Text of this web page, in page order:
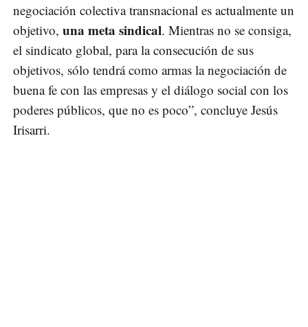
negociación colectiva transnacional es actualmente un
objetivo, una meta sindical. Mientras no se consiga,
el sindicato global, para la consecución de sus
objetivos, sólo tendrá como armas la negociación de
buena fe con las empresas y el diálogo social con los
poderes públicos, que no es poco”, concluye Jesús
Irisarri.